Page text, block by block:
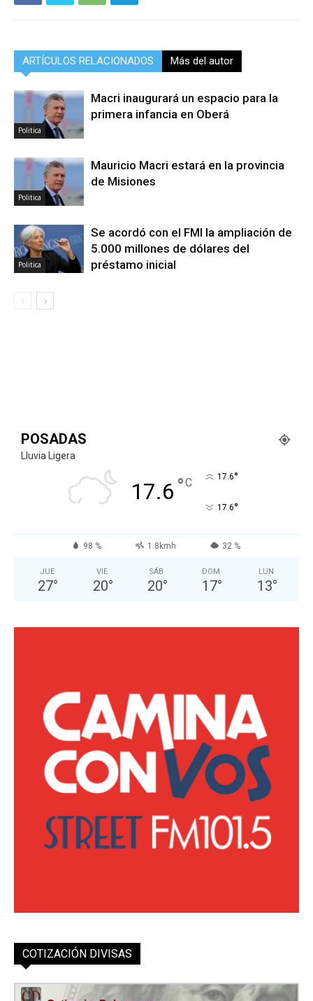
ARTÍCULOS RELACIONADOS Más del autor
Politica
Macri inaugurará un espacio para la
primera infancia en Oberá
Politica
Mauricio Macri estará en la provincia
de Misiones
Politica
Se acordó con el FMI la ampliación de
5.000 millones de dólares del
préstamo inicial
POSADAS
Lluvia Ligera
17.6 °C 17.6°
17.6°
98 % 1.8kmh 32 %
JUE
27°
VIE
20°
SÁB
20°
DOM
17°
LUN
13°
COTIZACIÓN DIVISAS